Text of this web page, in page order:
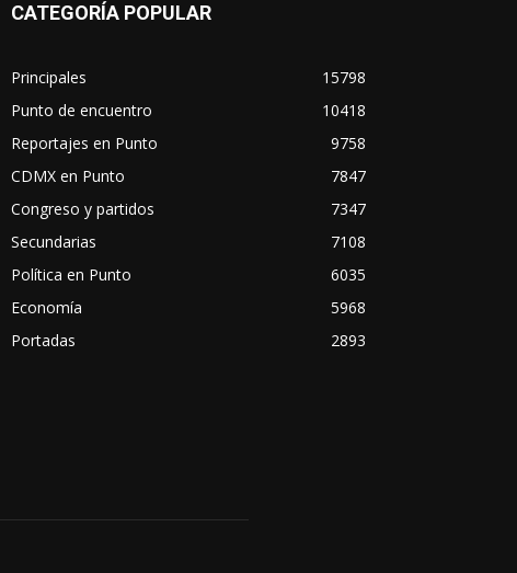
CATEGORÍA POPULAR
Principales
15798
Punto de encuentro
10418
Reportajes en Punto
9758
CDMX en Punto
7847
Congreso y partidos
7347
Secundarias
7108
Política en Punto
6035
Economía
5968
Portadas
2893